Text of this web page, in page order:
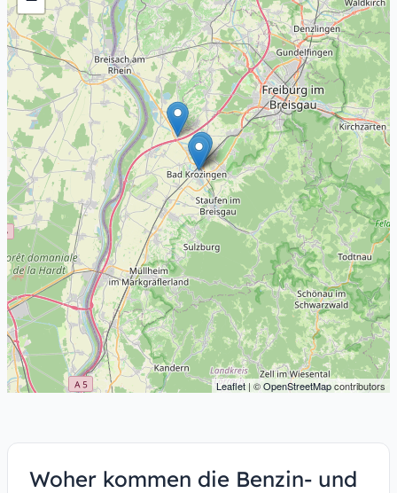
Leaflet | ©OpenStreetMapcontributors
Woher kommen die Benzin- und